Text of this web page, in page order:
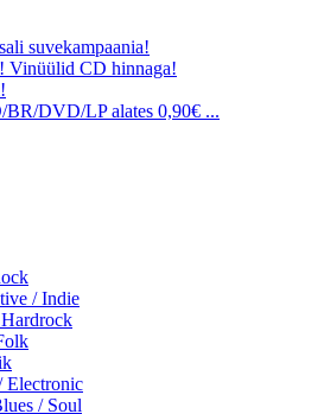
suvekampaania!
CD hinnaga!
DVD/LP alates 0,90€ ...
/ Indie
Electronic
/ Soul